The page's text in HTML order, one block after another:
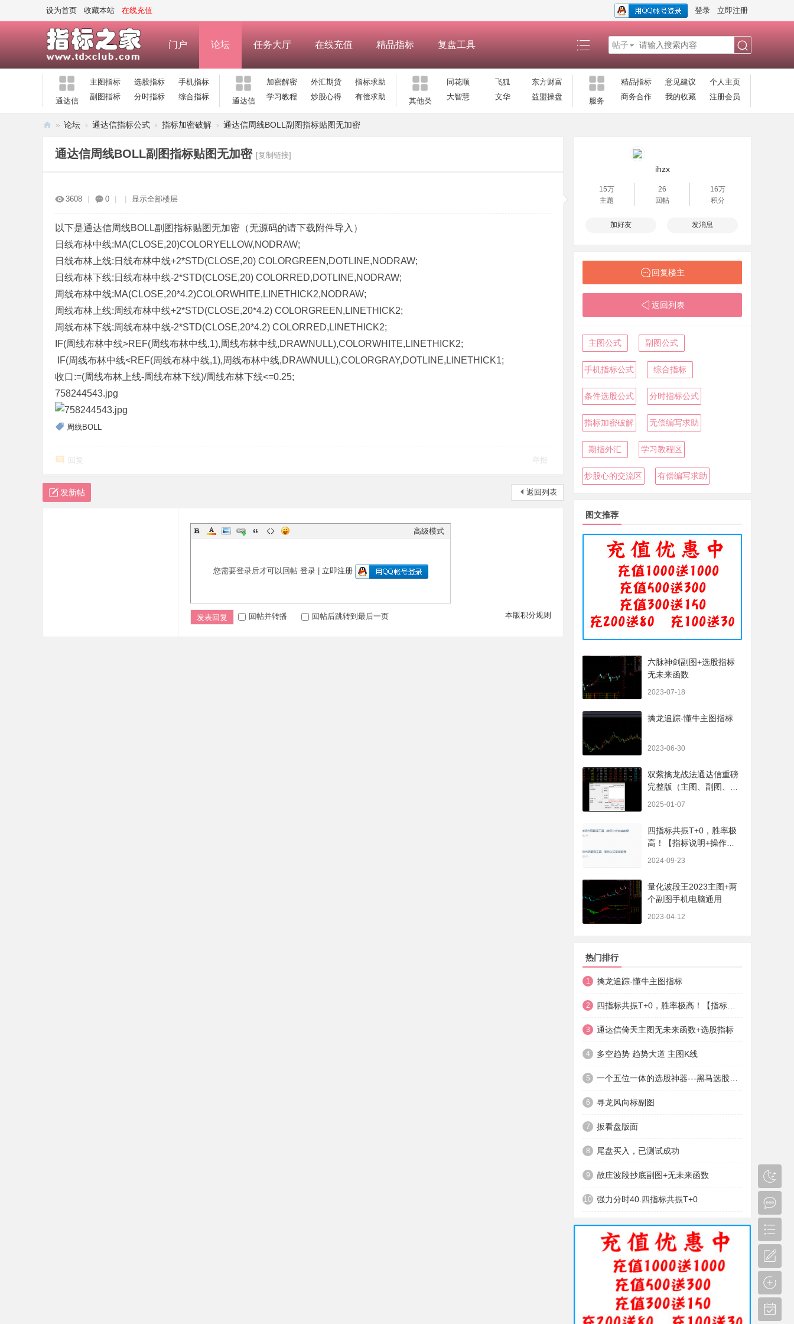
设为首页 收藏本站 在线充值 登录 立即注册
门户 论坛 任务大厅 在线充值 精品指标 复盘工具 帖子
通达信
主图指标 选股指标
手机指标
副图指标
分时指标 综合指标 通达信
加密解密 外汇期货
指标求助
学习教程
炒股心得 有偿求助 其他类
同花顺 飞狐
东方财富
大智慧
文华 益盟操盘 服务
精品指标 意见建议
个人主页
商务合作
我的收藏 注册会员
网
» 论坛 › 通达信指标公式 › 指标加密破解 › 通达信周线BOLL副图指标贴图无加密
通达信周线BOLL副图指标贴图无加密 [复制链接]
3608 0 显示全部楼层
以下是通达信周线BOLL副图指标贴图无加密（无源码的请下载附件导入）
日线布林中线:MA(CLOSE,20)COLORYELLOW,NODRAW;
日线布林上线:日线布林中线+2*STD(CLOSE,20) COLORGREEN,DOTLINE,NODRAW;
日线布林下线:日线布林中线-2*STD(CLOSE,20) COLORRED,DOTLINE,NODRAW;
周线布林中线:MA(CLOSE,20*4.2)COLORWHITE,LINETHICK2,NODRAW;
周线布林上线:周线布林中线+2*STD(CLOSE,20*4.2) COLORGREEN,LINETHICK2;
周线布林下线:周线布林中线-2*STD(CLOSE,20*4.2) COLORRED,LINETHICK2;
IF(周线布林中线>REF(周线布林中线,1),周线布林中线,DRAWNULL),COLORWHITE,LINETHICK2;
IF(周线布林中线<REF(周线布林中线,1),周线布林中线,DRAWNULL),COLORGRAY,DOTLINE,LINETHICK1;
收口:=(周线布林上线-周线布林下线)/周线布林下线<=0.25;
758244543.jpg
周线BOLL
回复 举报
返回列表
发新帖
高级模式
您需要登录后才可以回帖 登录| 立即注册
本版积分规则
发表回复 回帖并转播 回帖后跳转到最后一页
ihzx
15万
主题
26
回帖
16万
积分
加好友 发消息
回复楼主
返回列表
主图公式 副图公式
手机指标公式 综合指标
条件选股公式 分时指标公式
指标加密破解 无偿编写求助
期指外汇 学习教程区
炒股心的交流区 有偿编写求助
图文推荐
六脉神剑副图+选股指标
无未来函数
2023-07-18
擒龙追踪-懂牛主图指标
2023-06-30
双紫擒龙战法通达信重磅
完整版（主图、副图、排
2025-01-07
四指标共振T+0，胜率极
高！【指标说明+操作方
2024-09-23
量化波段王2023主图+两
个副图手机电脑通用
2023-04-12
热门排行
1 擒龙追踪-懂牛主图指标
2
3 通达信倚天主图无未来函数+选股指标
4 多空趋势 趋势大道 主图K线
5
6 寻龙风向标副图
7 扳看盘版面
8 尾盘买入，已测试成功
9 散庄波段抄底副图+无未来函数
10 强力分时40.四指标共振T+0